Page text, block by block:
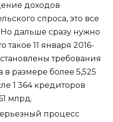
доходов
спроса, это все
дальше сразу нужно
такое 11 января 2016-
требования
в размере более 5,525
1 364 кредиторов
млрд.
процесс